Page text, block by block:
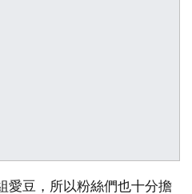
愛豆，所以粉絲們也十分擔